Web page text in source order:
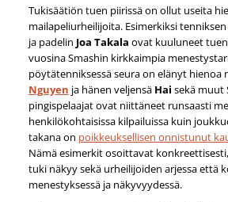
Tukisäätiön tuen piirissä on ollut useita
mailapeliurheilijoita. Esimerkiksi tenniksen
ja padelin Joa Takala ovat kuuluneet
vuosina Smashin kirkkaimpia
pöytätenniksessä seura on elänyt hienoa
Nguyen ja hänen veljensä Hai sekä muut
pingispelaajat ovat niittäneet runsaasti
henkilökohtaisissa kilpailuissa kuin
takana on poikkeuksellisen onnistunut
Nämä esimerkit osoittavat
tuki näkyy sekä urheilijoiden arjessa että
menestyksessä ja näkyvyydessä.